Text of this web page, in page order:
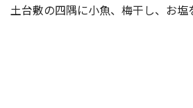
土台敷の四隅に小魚、梅干し、お塩